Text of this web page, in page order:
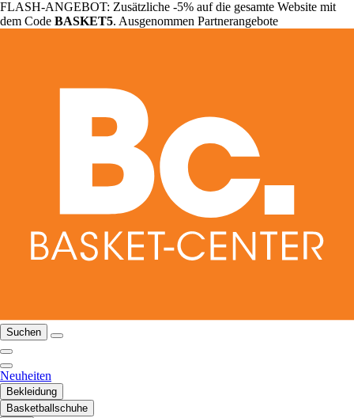
FLASH-ANGEBOT: Zusätzliche -5% auf die gesamte Website mit
dem Code BASKET5. Ausgenommen Partnerangebote
Suchen
Neuheiten
Bekleidung
Basketballschuhe